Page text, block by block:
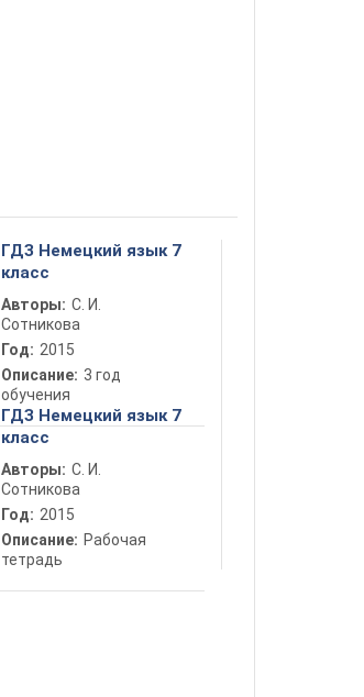
ГДЗ Немецкий язык 7
класс
Авторы: С. И.
Сотникова
Год: 2015
Описание: 3 год
обучения
ГДЗ Немецкий язык 7
класс
Авторы: С. И.
Сотникова
Год: 2015
Описание: Рабочая
тетрадь